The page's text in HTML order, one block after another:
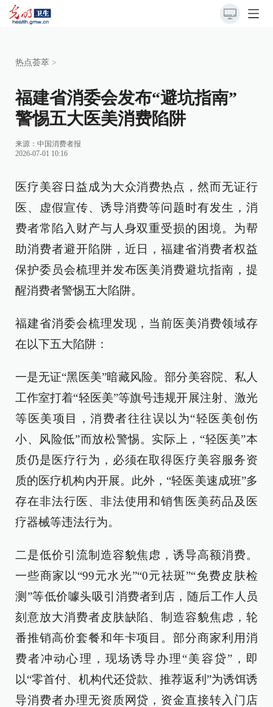
热点荟萃 >
福建省消委会发布“避坑指南”
警惕五大医美消费陷阱
来源： 中国消费者报
2026-07-01 10:16
医疗美容日益成为大众消费热点，然而无证行
医、虚假宣传、诱导消费等问题时有发生，消
费者常陷入财产与人身双重受损的困境。为帮
助消费者避开陷阱，近日，福建省消费者权益
保护委员会梳理并发布医美消费避坑指南，提
醒消费者警惕五大陷阱。
福建省消委会梳理发现，当前医美消费领域存
在以下五大陷阱：
一是无证“黑医美”暗藏风险。部分美容院、私人
工作室打着“轻医美”等旗号违规开展注射、激光
等医美项目，消费者往往误以为“轻医美创伤
小、风险低”而放松警惕。实际上，“轻医美”本
质仍是医疗行为，必须在取得医疗美容服务资
质的医疗机构内开展。此外，“轻医美速成班”多
存在非法行医、非法使用和销售医美药品及医
疗器械等违法行为。
二是低价引流制造容貌焦虑，诱导高额消费。
一些商家以“99元水光”“0元祛斑”“免费皮肤检
测”等低价噱头吸引消费者到店，随后工作人员
刻意放大消费者皮肤缺陷、制造容貌焦虑，轮
番推销高价套餐和年卡项目。部分商家利用消
费者冲动心理，现场诱导办理“美容贷”，即
以“零首付、机构代还贷款、推荐返利”为诱饵诱
导消费者办理无资质网贷，资金直接转入门店